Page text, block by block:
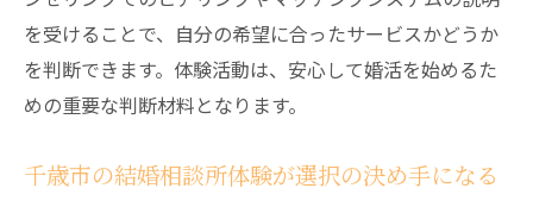
を受けることで、自分の希望に合ったサービスかどうか
を判断できます。体験活動は、安心して婚活を始めるた
めの重要な判断材料となります。
千歳市の結婚相談所体験が選択の決め手になる